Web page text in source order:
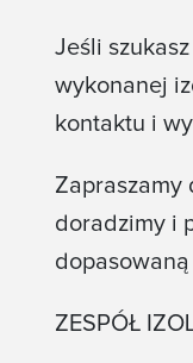
Jeśli
wykonanej
kontaktu i
Zapraszamy
doradzimy i
ZESPÓŁ